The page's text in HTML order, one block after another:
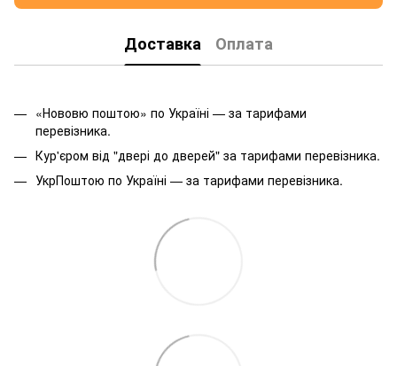
Доставка Оплата
«Нововю поштою» по Україні — за тарифами
перевізника.
Кур'єром від "двері до дверей" за тарифами перевізника.
УкрПоштою по Україні — за тарифами перевізника.